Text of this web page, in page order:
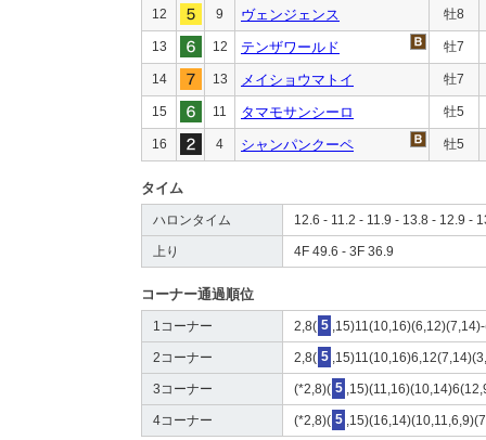
12 9 ヴェンジェンス 牡8
13 12 テンザワールド 牡7
14 13 メイショウマトイ 牡7
15 11 タマモサンシーロ 牡5
16 4 シャンパンクーペ 牡5
タイム
ハロンタイム 12.6 - 11.2 - 11.9 - 13.8 - 12.9 -
上り 4F 49.6 - 3F 36.9
コーナー通過順位
1コーナー 2,8( 5
2コーナー 2,8( 5
3コーナー (*2,8)( 5
4コーナー (*2,8)( 5